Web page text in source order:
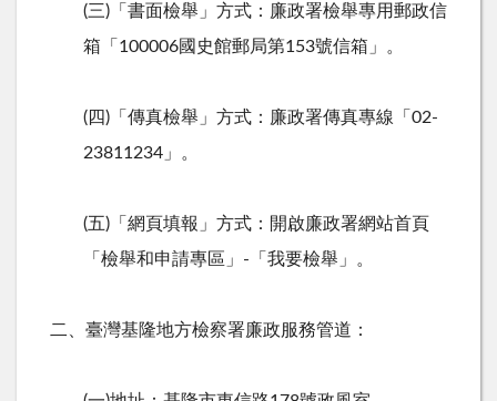
(三) 「書面檢舉」方式：廉政署檢舉專用郵政信
箱「 100006國史館郵局第153號信箱」。
(四) 「傳真檢舉」方式：廉政署傳真專線「 02-
23811234 」。
(五 ) 「網頁填報」方式：開啟廉政署網站首頁
「檢舉和申請專區」 - 「我要檢舉」。
二、臺灣基隆地方檢察署廉政服務管道：